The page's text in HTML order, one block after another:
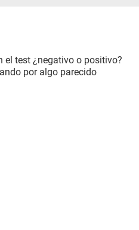
el test ¿negativo o positivo?
por algo parecido